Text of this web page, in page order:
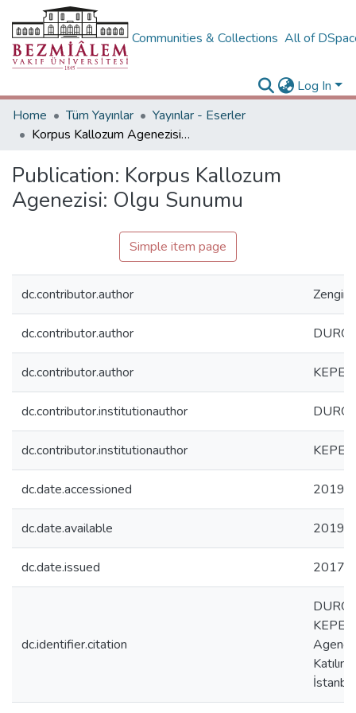
Communities & Collections All of
Log In
Home
Tüm Yayınlar
Yayınlar - Eserler
Korpus Kallozum Agenezisi: Olgu Sunumu
Publication: Korpus Kallozum
Agenezisi: Olgu Sunumu
Simple item page
dc.contributor.author Zengin
dc.contributor.author
dc.contributor.author
dc.contributor.institutionauthor
dc.contributor.institutionauthor
dc.date.accessioned 2019-
dc.date.available 2019-
dc.date.issued 2017-
dc.identifier.citation